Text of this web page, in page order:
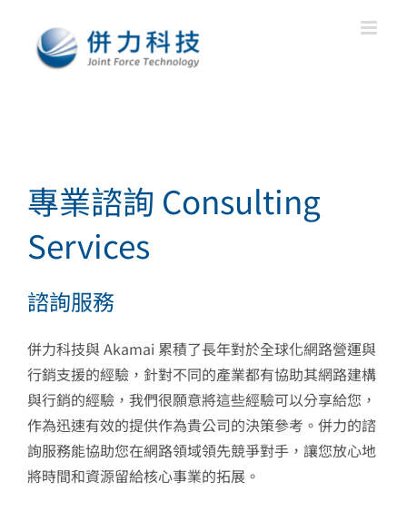
content
專業諮詢 Consulting
Services
諮詢服務
併力科技與 Akamai 累積了長年對於全球化網路營運與
行銷支援的經驗，針對不同的產業都有協助其網路建構
與行銷的經驗，我們很願意將這些經驗可以分享給您，
作為迅速有效的提供作為貴公司的決策參考。併力的諮
詢服務能協助您在網路領域領先競爭對手，讓您放心地
將時間和資源留給核心事業的拓展。